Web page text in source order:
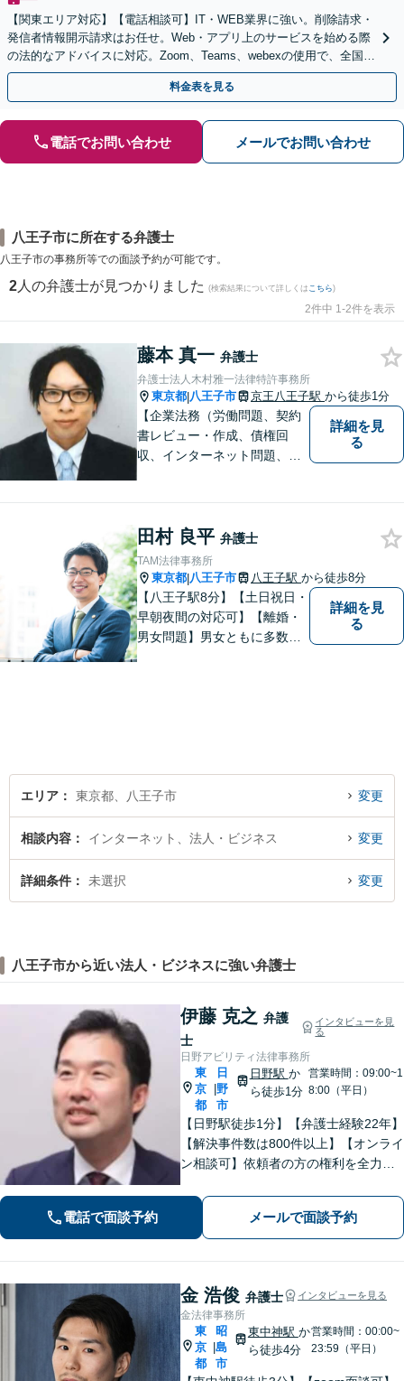
【関東エリア対応】【電話相談可】IT・WEB業界に強い。削除請求・
発信者情報開示請求はお任せ。Web・アプリ上のサービスを始める際
の法的なアドバイスに対応。Zoom、Teams、webexの使用で、全国か
らのご相談にも対応【平日夜間面談可】
料金表を見る
電話でお問い合わせ メールでお問い合わせ
八王子市に所在する弁護士
八王子市の事務所等での面談予約が可能です。
2 人の弁護士が見つかりました (検索結果について詳しくは こちら)
2件中 1-2件を表示
藤本 真一 弁護士
弁護士法人木村雅一法律特許事務所
東京都|八王子市 京王八王子駅 から徒歩1分
【企業法務（労働問題、契約
書レビュー・作成、債権回
収、インターネット問題、ク
駅徒歩１分・八王子駅徒歩５
分】
詳細を見
る
田村 良平 弁護士
TAM法律事務所
東京都|八王子市 八王子駅 から徒歩8分
【八王子駅8分】【土日祝日・
早朝夜間の対応可】【離婚・
男女問題】男女ともに多数実
詳細を見
る
エリア 東京都、八王子市 変更
相談内容 インターネット、法人・ビジネス 変更
詳細条件 未選択 変更
八王子市から近い法人・ビジネスに強い弁護士
伊藤 克之 弁護
士
インタビューを見
る
日野アビリティ法律事務所
東
京
都
日
野
市
日野駅 か
ら徒歩1分
営業時間：09:00~1
8:00（平日）
【日野駅徒歩1分】【弁護士経験22年】
【解決事件数は800件以上】【オンライ
ン相談可】依頼者の方の権利を全力で
ます。しっかりと状況をお聞きしま
す。社会的に弱い立場にある方の味方
です。お早めにご相談ください。
電話で面談予約 メールで面談予約
金 浩俊 弁護士 インタビューを見る
金法律事務所
東
京
都
昭
島
市
東中神駅 か
ら徒歩4分
営業時間：00:00~
23:59（平日）